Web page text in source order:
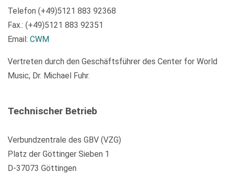
Telefon (+49)5121 883 92368
Fax.: (+49)5121 883 92351
Email: CWM
Vertreten durch den Geschäftsführer des Center for World
Music, Dr. Michael Fuhr.
Technischer Betrieb
Verbundzentrale des GBV (VZG)
Platz der Göttinger Sieben 1
D-37073 Göttingen